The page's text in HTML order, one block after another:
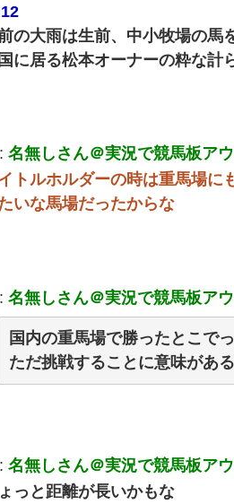
の大雨は生前、中小牧場の馬
に居る松本オーナーの粋な計
名無しさん＠実況で競馬板ア
トルホルダーの時は重馬場に
いな馬場だったからな
名無しさん＠実況で競馬板ア
国内の重馬場で勝ったとこで
ただ挑戦することに意味があ
名無しさん＠実況で競馬板ア
っと距離が長いかもな